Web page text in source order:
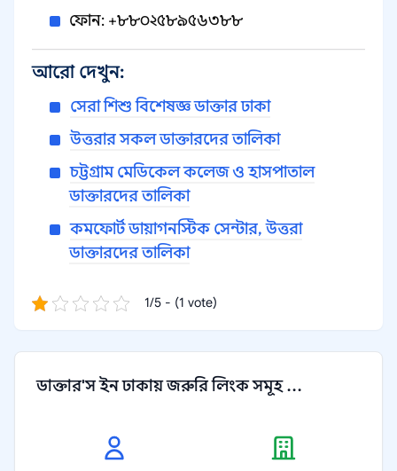
ফোন: +৮৮০২৫৮৯৫৬৩৮৮
আরো দেখুন:
সেরা শিশু বিশেষজ্ঞ ডাক্তার ঢাকা
উত্তরার সকল ডাক্তারদের তালিকা
চট্টগ্রাম মেডিকেল কলেজ ও হাসপাতাল
ডাক্তারদের তালিকা
কমফোর্ট ডায়াগনস্টিক সেন্টার, উত্তরা
ডাক্তারদের তালিকা
1/5 - (1 vote)
ডাক্তার'স ইন ঢাকায় জরুরি লিংক সমূহ ...